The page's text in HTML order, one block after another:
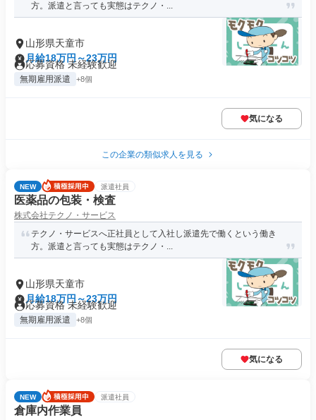
方。派遣と言っても実態はテクノ・...
山形県天童市
月給18万円～23万円
応募資格 未経験歓迎
無期雇用派遣 +8個
気になる
この企業の類似求人を見る
NEW 派遣社員
医薬品の包装・検査
株式会社テクノ・サービス
テクノ・サービスへ正社員として入社し派遣先で働くという働き
方。派遣と言っても実態はテクノ・...
山形県天童市
月給18万円～23万円
応募資格 未経験歓迎
無期雇用派遣 +8個
気になる
NEW 派遣社員
倉庫内作業員